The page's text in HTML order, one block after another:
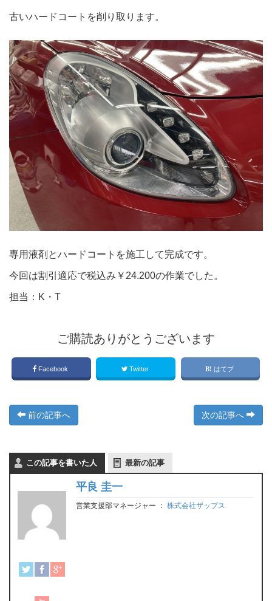
古いハードコートを削り取ります。
専用液剤とハードコートを施工して完成です。
今回は割引適応で税込み￥24.200の作業でした。
担当：K・T
ご購読ありがとうございます
Facebook Twitter はてブ
前の記事へ 次の記事へ
この記事を書いた人 最新の記事
平良 圭一
営業支援部マネージャー ： 株式会社ザップス